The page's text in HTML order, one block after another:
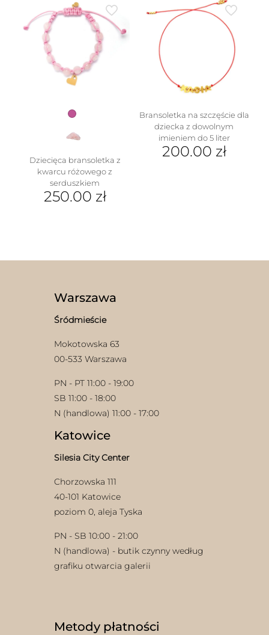
ma
wiele
wariantów.
Opcje
można
wybrać
na
stronie
Dziecięca bransoletka z
kwarcu różowego z
serduszkiem
250.00 zł
Bransoletka na szczęście dla
dziecka z dowolnym
imieniem do 5 liter
200.00 zł
Warszawa
Śródmieście
Mokotowska 63
00-533 Warszawa
PN - PT 11:00 - 19:00
SB 11:00 - 18:00
N (handlowa) 11:00 - 17:00
Katowice
Silesia City Center
Chorzowska 111
40-101 Katowice
poziom 0, aleja Tyska
PN - SB 10:00 - 21:00
N (handlowa) - butik czynny według
grafiku otwarcia galerii
Metody płatności